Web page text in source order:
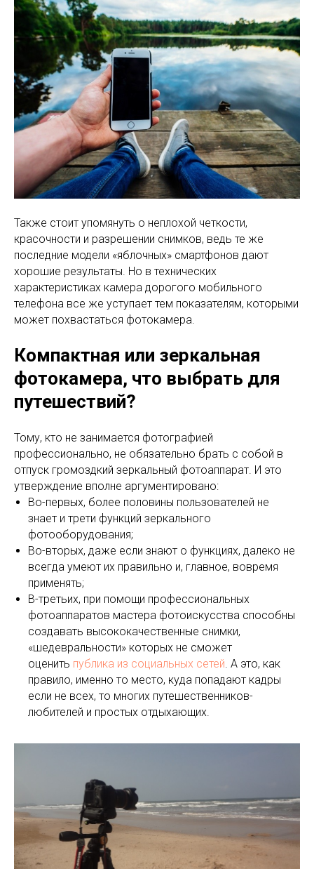
Также стоит упомянуть о неплохой четкости,
красочности и разрешении снимков, ведь те же
последние модели «яблочных» смартфонов дают
хорошие результаты. Но в технических
характеристиках камера дорогого мобильного
телефона все же уступает тем показателям, которыми
может похвастаться фотокамера.
Компактная или зеркальная
фотокамера, что выбрать для
путешествий?
Тому, кто не занимается фотографией
профессионально, не обязательно брать с собой в
отпуск громоздкий зеркальный фотоаппарат. И это
утверждение вполне аргументировано:
Во-первых, более половины пользователей не
знает и трети функций зеркального
фотооборудования;
Во-вторых, даже если знают о функциях, далеко не
всегда умеют их правильно и, главное, вовремя
применять;
В-третьих, при помощи профессиональных
фотоаппаратов мастера фотоискусства способны
создавать высококачественные снимки,
«шедевральности» которых не сможет
оценить публика из социальных сетей. А это, как
правило, именно то место, куда попадают кадры
если не всех, то многих путешественников-
любителей и простых отдыхающих.